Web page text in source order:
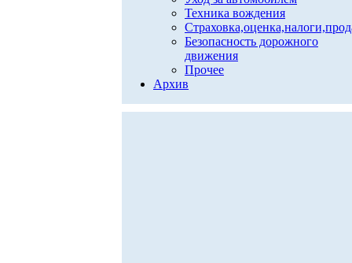
Техника вождения
Безопасность дорожного
движения
Прочее
Архив